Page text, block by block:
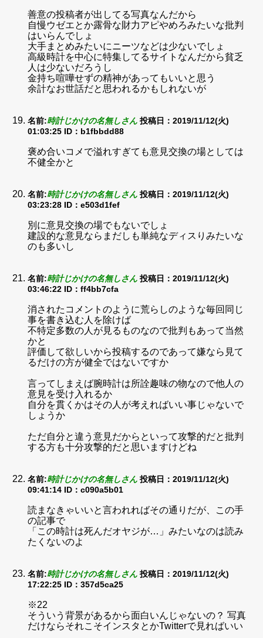
善意の投稿者が出してる写真なんだから
自慢ウゼエとか露骨な財力アピやめろみたいな批判
はいらんでしょ
大手まとめみたいにニーツなどは少ないでしょ
高級時計を中心に特集してるサイトなんだから貧乏
人は少ないだろうし
金持ち喧嘩せずの精神があってもいいと思う
余計なお世話だと思われるかもしれないが
名前:時計じかけの名無しさん 投稿日：2019/11/12(火)
01:03:25 ID：b1fbbdd88
褒め合いコメで溢れすぎても意見交換の場としては
不健全かと
名前:時計じかけの名無しさん 投稿日：2019/11/12(火)
03:23:28 ID：e503d1fef
別に意見交換の場でもないでしょ
建設的な意見ならまだしも単純なディスりみたいな
のも多いし
名前:時計じかけの名無しさん 投稿日：2019/11/12(火)
03:46:22 ID：ff4bb7cfa
消されたコメントのように荒らしのような毎回同じ
事を書き込む人を除けば
不特定多数の人が見るものなので批判もあって当然
かと
評価して欲しいから投稿するのであって嫌なら見て
るだけの方が健全ではないですか
言ってしまえば腕時計は所詮趣味の物なので他人の
意見を受け入れるか
自分を貫くかはその人が考えればいい事じゃないで
しょうか
ただ自分と違う意見だからといって攻撃的だと批判
する方も十分攻撃的だと思いますけどね
名前:時計じかけの名無しさん 投稿日：2019/11/12(火)
09:41:14 ID：c090a5b01
読まなきゃいいと言われればその通りだが、この手
の記事で
「この時計は死んだオヤジが…」みたいなのは読み
たくないのよ
名前:時計じかけの名無しさん 投稿日：2019/11/12(火)
17:22:25 ID：357d5ca25
※22
そういう背景があるから面白いんじゃないの？ 写真
だけならそれこそインスタとかTwitterで見ればいい